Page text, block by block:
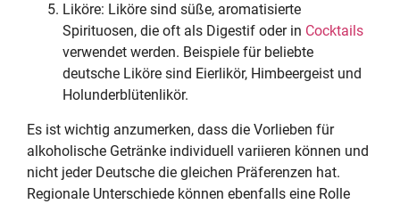
Liköre: Liköre sind süße, aromatisierte
Spirituosen, die oft als Digestif oder in Cocktails
verwendet werden. Beispiele für beliebte
deutsche Liköre sind Eierlikör, Himbeergeist und
Holunderblütenlikör.
Es ist wichtig anzumerken, dass die Vorlieben für
alkoholische Getränke individuell variieren können und
nicht jeder Deutsche die gleichen Präferenzen hat.
Regionale Unterschiede können ebenfalls eine Rolle